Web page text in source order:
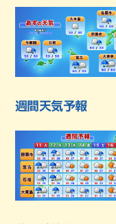
週間天気予報